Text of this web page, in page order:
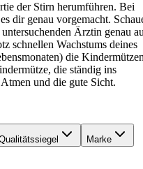
der Stirn herumführen. Bei
dir genau vorgemacht.
Ärztin genau
schnellen Wachstums deines
die
die ständig ins
und die gute Sicht.
Marke